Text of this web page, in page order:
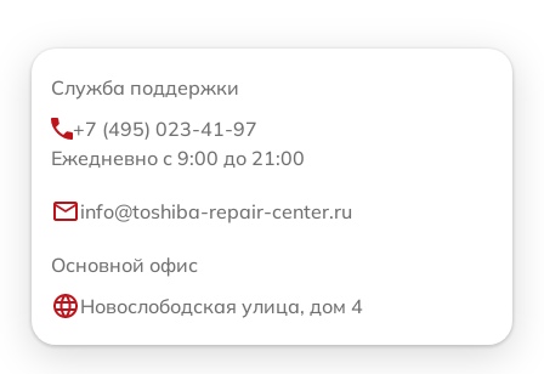
Служба поддержки
+7 (495) 023-41-97
Ежедневно с 9:00 до 21:00
info@toshiba-repair-center.ru
Основной офис
Новослободская улица, дом 4